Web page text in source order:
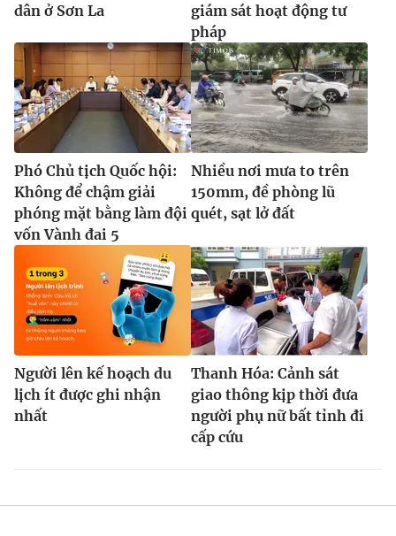
dân ở Sơn La
giám sát hoạt động tư
pháp
Phó Chủ tịch Quốc hội:
Không để chậm giải
phóng mặt bằng làm đội
vốn Vành đai 5
Nhiều nơi mưa to trên
150mm, đề phòng lũ
quét, sạt lở đất
Người lên kế hoạch du
lịch ít được ghi nhận
nhất
Thanh Hóa: Cảnh sát
giao thông kịp thời đưa
người phụ nữ bất tỉnh đi
cấp cứu